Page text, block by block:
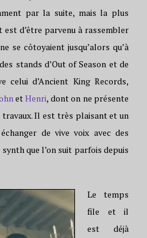
par la suite, mais la plus
est d’être parvenu à rassembler
se côtoyaient jusqu’alors qu’à
stands d’Out of Season et de
celui d’Ancient King Records,
etHenri, dont on ne présente
Il est très plaisant et un
de vive voix avec des
que l’on suit parfois depuis
Le temps
file et il
est déjà